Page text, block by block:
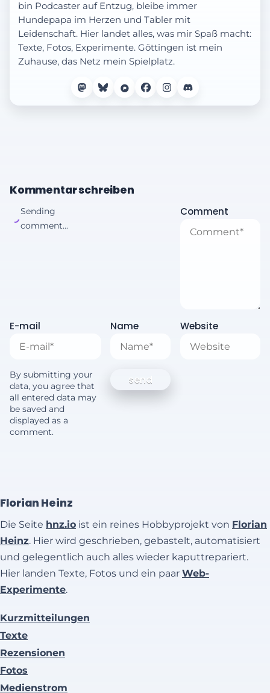
bin Podcaster auf Entzug, bleibe immer
Hundepapa im Herzen und Tabler mit
Leidenschaft. Hier landet alles, was mir Spaß macht:
Texte, Fotos, Experimente. Göttingen ist mein
Zuhause, das Netz mein Spielplatz.
Kommentar schreiben
Sending
comment...
Comment
E-mail Name Website
By submitting your
data, you agree that
all entered data may
be saved and
displayed as a
comment.
Florian Heinz
Die Seite hnz.io ist ein reines Hobbyprojekt von Florian
Heinz. Hier wird geschrieben, gebastelt, automatisiert
und gelegentlich auch alles wieder kaputtrepariert.
Hier landen Texte, Fotos und ein paar Web-
Experimente.
Kurzmitteilungen
Texte
Rezensionen
Fotos
Medienstrom